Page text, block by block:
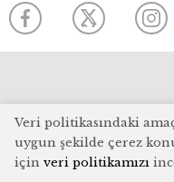
Veri politikasındaki
uygun şekilde çerez
için veri politikamızı